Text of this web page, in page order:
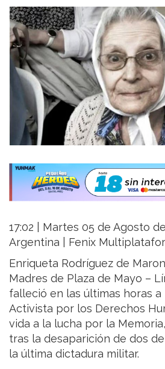
17:02 | Martes 05 de Agosto
Argentina | Fenix
Enriqueta Rodríguez de
Madres de Plaza de Mayo –
falleció en las últimas horas a
Activista por los Derechos
vida a la lucha por la
tras la desaparición de dos
la última dictadura militar.